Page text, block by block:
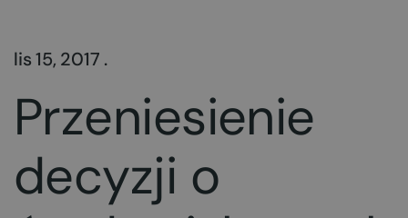
lis 15, 2017 .
Przeniesienie
decyzji o